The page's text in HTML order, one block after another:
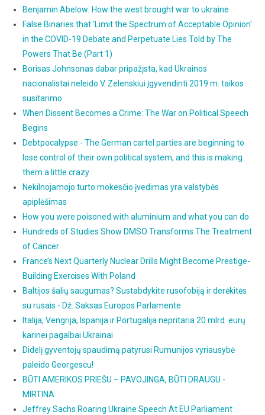
Benjamin Abelow: How the west brought war to ukraine
False Binaries that 'Limit the Spectrum of Acceptable Opinion'
in the COVID-19 Debate and Perpetuate Lies Told by The
Powers That Be (Part 1)
Borisas Johnsonas dabar pripažįsta, kad Ukrainos
nacionalistai neleido V. Zelenskiui įgyvendinti 2019 m. taikos
susitarimo
When Dissent Becomes a Crime: The War on Political Speech
Begins
Debtpocalypse - The German cartel parties are beginning to
lose control of their own political system, and this is making
them a little crazy
Nekilnojamojo turto mokesčio įvedimas yra valstybės
apiplėšimas
How you were poisoned with aluminium and what you can do
Hundreds of Studies Show DMSO Transforms The Treatment
of Cancer
France’s Next Quarterly Nuclear Drills Might Become Prestige-
Building Exercises With Poland
Baltijos šalių saugumas? Sustabdykite rusofobiją ir derėkitės
su rusais - Dž. Saksas Europos Parlamente
Italija, Vengrija, Ispanija ir Portugalija nepritaria 20 mlrd. eurų
karinei pagalbai Ukrainai
Didelį gyventojų spaudimą patyrusi Rumunijos vyriausybė
paleido Georgescu!
BŪTI AMERIKOS PRIEŠU – PAVOJINGA, BŪTI DRAUGU -
MIRTINA
Jeffrey Sachs Roaring Ukraine Speech At EU Parliament